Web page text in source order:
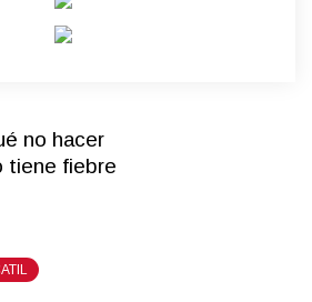
no hacer
tiene fiebre